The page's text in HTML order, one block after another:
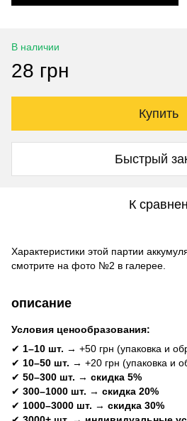
В наличии
28 грн
Купить
Быстрый
К
Характеристики этой партии
смотрите на фото №2 в галерее.
описание
Условия ценообразования:
✔ 1–10 шт. → +50 грн (упаковка и
✔ 10–50 шт. → +20 грн (упаковка и
✔ 50–300 шт. → скидка 5%
✔ 300–1000 шт. → скидка 20%
✔ 1000–3000 шт. → скидка 30%